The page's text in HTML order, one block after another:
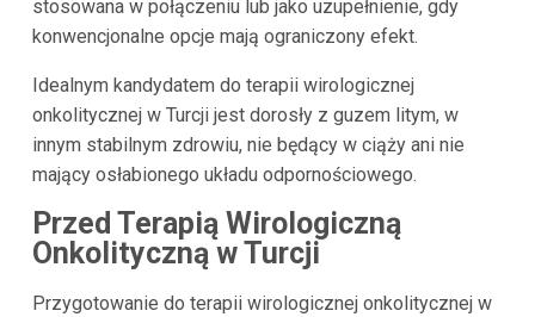
stosowana w połączeniu lub jako uzupełnienie, gdy
konwencjonalne opcje mają ograniczony efekt.
Idealnym kandydatem do terapii wirologicznej
onkolitycznej w Turcji jest dorosły z guzem litym, w
innym stabilnym zdrowiu, nie będący w ciąży ani nie
mający osłabionego układu odpornościowego.
Przed Terapią Wirologiczną
Onkolityczną w Turcji
Przygotowanie do terapii wirologicznej onkolitycznej w